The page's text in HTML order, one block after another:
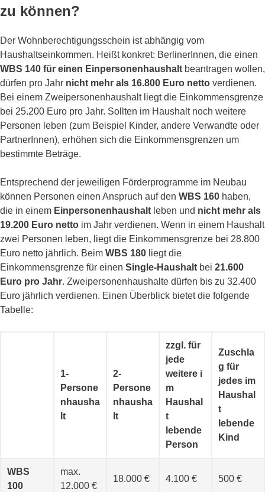
zu können?
Der Wohnberechtigungsschein ist abhängig vom
Haushaltseinkommen. Heißt konkret: BerlinerInnen, die einen
WBS 140 für einen Einpersonenhaushalt beantragen wollen,
dürfen pro Jahr nicht mehr als 16.800 Euro netto verdienen.
Bei einem Zweipersonenhaushalt liegt die Einkommensgrenze
bei 25.200 Euro pro Jahr. Sollten im Haushalt noch weitere
Personen leben (zum Beispiel Kinder, andere Verwandte oder
PartnerInnen), erhöhen sich die Einkommensgrenzen um
bestimmte Beträge.
Entsprechend der jeweiligen Förderprogramme im Neubau
können Personen einen Anspruch auf den WBS 160 haben,
die in einem Einpersonenhaushalt leben und nicht mehr als
19.200 Euro netto im Jahr verdienen. Wenn in einem Haushalt
zwei Personen leben, liegt die Einkommensgrenze bei 28.800
Euro netto jährlich. Beim WBS 180 liegt die
Einkommensgrenze für einen Single-Haushalt bei 21.600
Euro pro Jahr. Zweipersonenhaushalte dürfen bis zu 32.400
Euro jährlich verdienen. Einen Überblick bietet die folgende
Tabelle:
1-
Persone
nhausha
lt
2-
Persone
nhausha
lt
zzgl. für
jede
weitere i
m
Haushal
t
lebende
Person
Zuschla
g für
jedes im
Haushal
t
lebende
Kind
WBS
100
max.
12.000 €
18.000 € 4.100 € 500 €